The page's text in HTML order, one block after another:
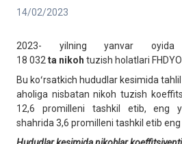
14/02/2023
2023- yilning yanvar oyida
18 032 ta nikoh tuzish holatlari
Bu koʻrsatkich hududlar kesimida
aholiga nisbatan nikoh tuzish
12,6 promilleni tashkil etib, eng
shahrida 3,6 promilleni tashkil etib